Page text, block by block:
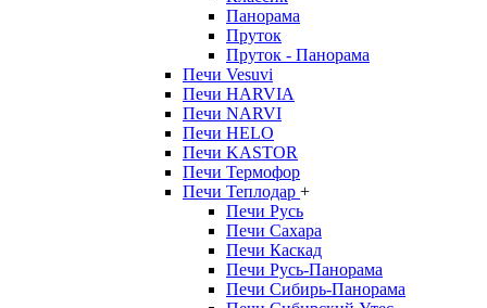
Панорама
Пруток
Пруток - Панорама
Печи Vesuvi
Печи HARVIA
Печи NARVI
Печи HELO
Печи KASTOR
Печи Термофор
Печи Теплодар +
Печи Русь
Печи Сахара
Печи Каскад
Печи Русь-Панорама
Печи Сибирь-Панорама